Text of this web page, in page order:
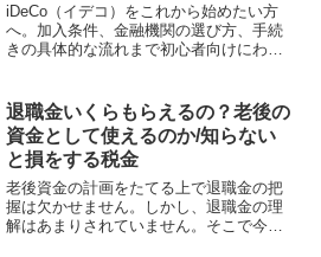
iDeCo（イデコ）をこれから始めたい方
へ。加入条件、金融機関の選び方、手続
きの具体的な流れまで初心者向けにわか
選択をサポートします。
退職金いくらもらえるの？老後の
資金として使えるのか/知らない
と損をする税金
老後資金の計画をたてる上で退職金の把
握は欠かせません。しかし、退職金の理
解はあまりされていません。そこで今回